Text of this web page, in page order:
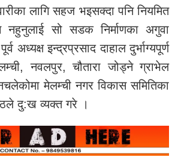
लागि सहज भइसक्दा पनि नियमित
सो सडक निर्माणका अगुवा
अध्यक्ष इन्द्रप्रसाद दाहाल दुर्भाग्यपूर्ण
नवलपुर, चौतारा जोड्ने ग्राभेल
मेलम्ची नगर विकास समितिका
दु:ख व्यक्त गरे ।